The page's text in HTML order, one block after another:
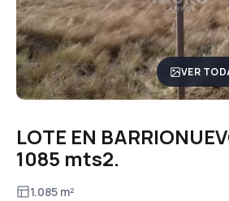
VER
LOTE EN
1085 mts2.
1.085 m²